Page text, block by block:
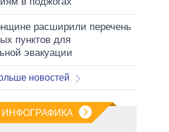
расширили перечень
пунктов для
эвакуации
новостей
ИНФОГРАФИКА